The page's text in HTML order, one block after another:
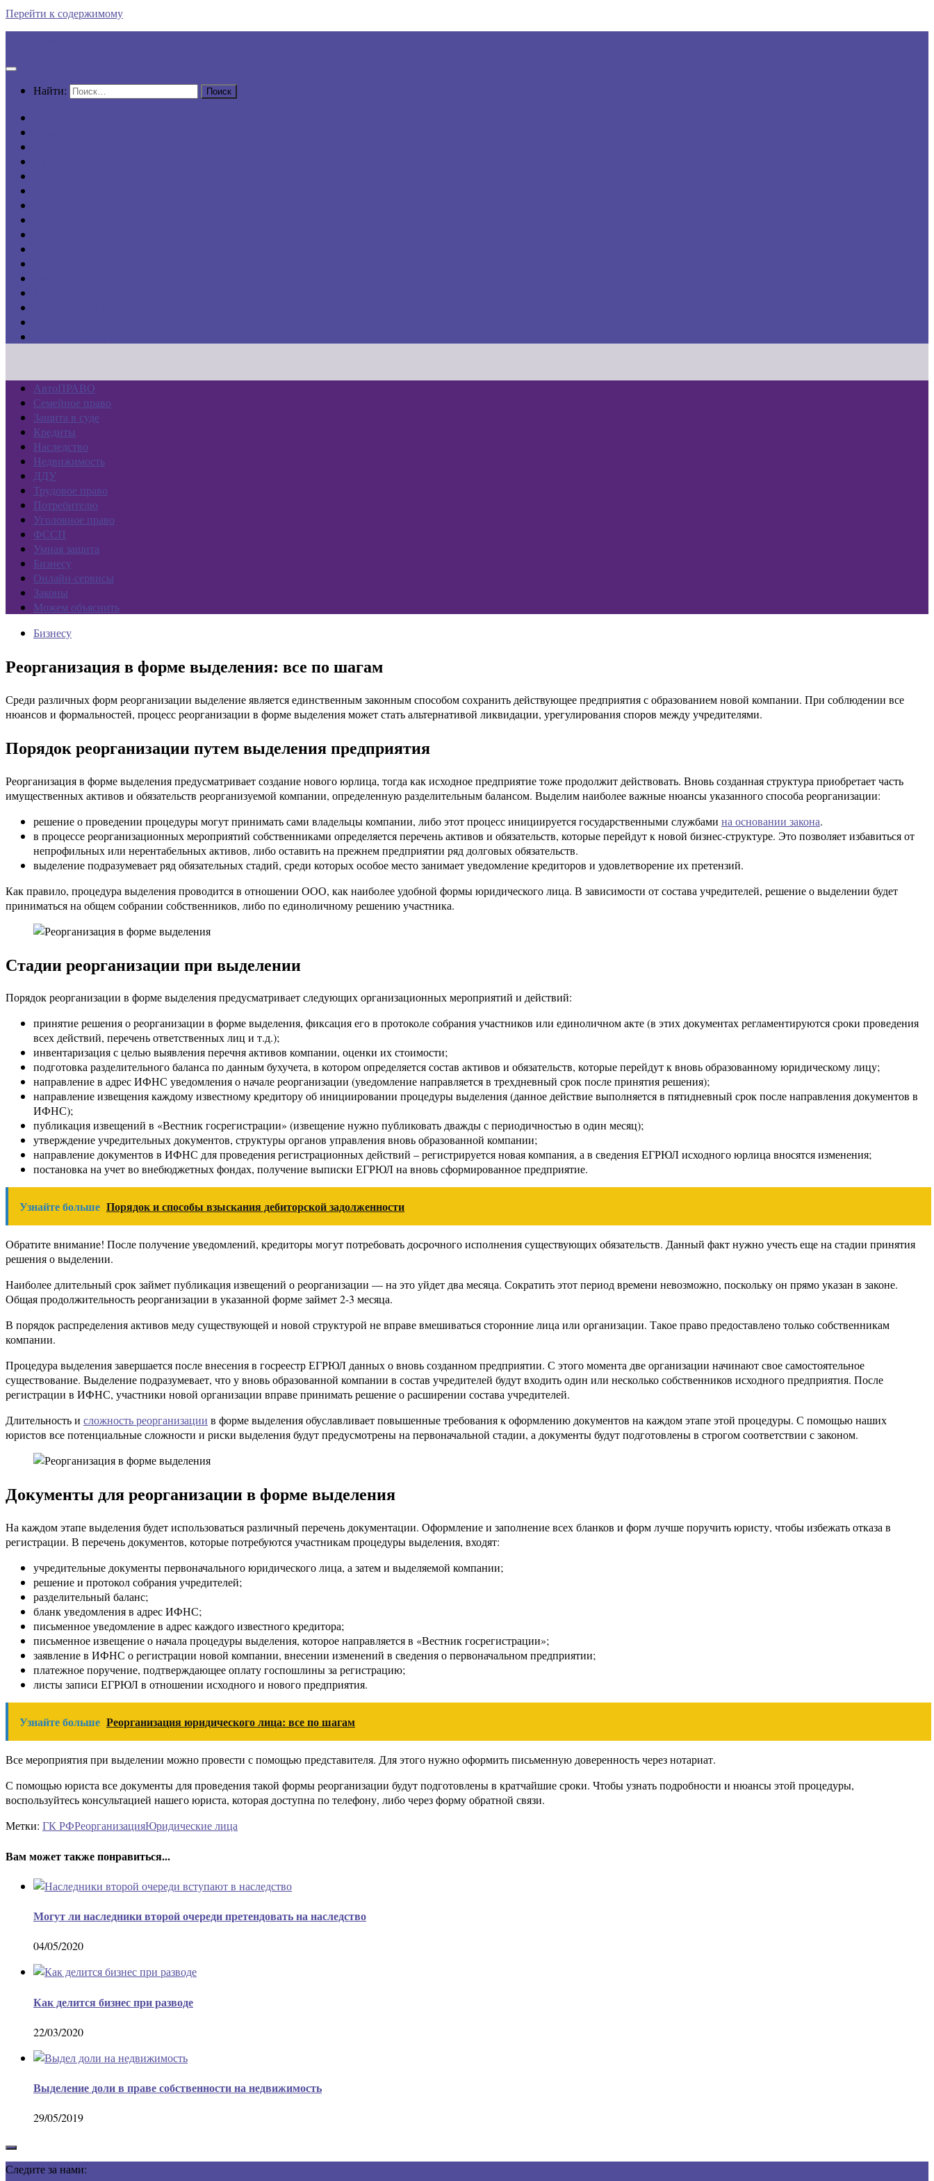
Перейти к содержимому
Найти:
АвтоПРАВО
Семейное право
Защита в суде
Кредиты
Наследство
Недвижимость
ДДУ
Трудовое право
Потребителю
Уголовное право
ФССП
Умная защита
Бизнесу
Онлайн-сервисы
Законы
Можем объяснить
Бизнесу
Реорганизация в форме выделения: все по шагам
Среди различных форм реорганизации выделение является единственным законным способом сохранить действующее предприятия с образованием новой компании. При соблюдении все
нюансов и формальностей, процесс реорганизации в форме выделения может стать альтернативой ликвидации, урегулирования споров между учредителями.
Порядок реорганизации путем выделения предприятия
Реорганизация в форме выделения предусматривает создание нового юрлица, тогда как исходное предприятие тоже продолжит действовать. Вновь созданная структура приобретает часть
имущественных активов и обязательств реорганизуемой компании, определенную разделительным балансом. Выделим наиболее важные нюансы указанного способа реорганизации:
решение о проведении процедуры могут принимать сами владельцы компании, либо этот процесс инициируется государственными службами на основании закона.
в процессе реорганизационных мероприятий собственниками определяется перечень активов и обязательств, которые перейдут к новой бизнес-структуре. Это позволяет избавиться от
непрофильных или нерентабельных активов, либо оставить на прежнем предприятии ряд долговых обязательств.
выделение подразумевает ряд обязательных стадий, среди которых особое место занимает уведомление кредиторов и удовлетворение их претензий.
Как правило, процедура выделения проводится в отношении ООО, как наиболее удобной формы юридического лица. В зависимости от состава учредителей, решение о выделении будет
приниматься на общем собрании собственников, либо по единоличному решению участника.
Стадии реорганизации при выделении
Порядок реорганизации в форме выделения предусматривает следующих организационных мероприятий и действий:
принятие решения о реорганизации в форме выделения, фиксация его в протоколе собрания участников или единоличном акте (в этих документах регламентируются сроки проведения
всех действий, перечень ответственных лиц и т.д.);
инвентаризация с целью выявления перечня активов компании, оценки их стоимости;
подготовка разделительного баланса по данным бухучета, в котором определяется состав активов и обязательств, которые перейдут к вновь образованному юридическому лицу;
направление в адрес ИФНС уведомления о начале реорганизации (уведомление направляется в трехдневный срок после принятия решения);
направление извещения каждому известному кредитору об инициировании процедуры выделения (данное действие выполняется в пятидневный срок после направления документов в
ИФНС);
публикация извещений в «Вестник госрегистрации» (извещение нужно публиковать дважды с периодичностью в один месяц);
утверждение учредительных документов, структуры органов управления вновь образованной компании;
направление документов в ИФНС для проведения регистрационных действий – регистрируется новая компания, а в сведения ЕГРЮЛ исходного юрлица вносятся изменения;
постановка на учет во внебюджетных фондах, получение выписки ЕГРЮЛ на вновь сформированное предприятие.
Узнайте больше Порядок и способы взыскания дебиторской задолженности
Обратите внимание! После получение уведомлений, кредиторы могут потребовать досрочного исполнения существующих обязательств. Данный факт нужно учесть еще на стадии принятия
решения о выделении.
Наиболее длительный срок займет публикация извещений о реорганизации — на это уйдет два месяца. Сократить этот период времени невозможно, поскольку он прямо указан в законе.
Общая продолжительность реорганизации в указанной форме займет 2-3 месяца.
В порядок распределения активов меду существующей и новой структурой не вправе вмешиваться сторонние лица или организации. Такое право предоставлено только собственникам
компании.
Процедура выделения завершается после внесения в госреестр ЕГРЮЛ данных о вновь созданном предприятии. С этого момента две организации начинают свое самостоятельное
существование. Выделение подразумевает, что у вновь образованной компании в состав учредителей будут входить один или несколько собственников исходного предприятия. После
регистрации в ИФНС, участники новой организации вправе принимать решение о расширении состава учредителей.
Длительность и сложность реорганизации в форме выделения обуславливает повышенные требования к оформлению документов на каждом этапе этой процедуры. С помощью наших
юристов все потенциальные сложности и риски выделения будут предусмотрены на первоначальной стадии, а документы будут подготовлены в строгом соответствии с законом.
Документы для реорганизации в форме выделения
На каждом этапе выделения будет использоваться различный перечень документации. Оформление и заполнение всех бланков и форм лучше поручить юристу, чтобы избежать отказа в
регистрации. В перечень документов, которые потребуются участникам процедуры выделения, входят:
учредительные документы первоначального юридического лица, а затем и выделяемой компании;
решение и протокол собрания учредителей;
разделительный баланс;
бланк уведомления в адрес ИФНС;
письменное уведомление в адрес каждого известного кредитора;
письменное извещение о начала процедуры выделения, которое направляется в «Вестник госрегистрации»;
заявление в ИФНС о регистрации новой компании, внесении изменений в сведения о первоначальном предприятии;
платежное поручение, подтверждающее оплату госпошлины за регистрацию;
листы записи ЕГРЮЛ в отношении исходного и нового предприятия.
Узнайте больше Реорганизация юридического лица: все по шагам
Все мероприятия при выделении можно провести с помощью представителя. Для этого нужно оформить письменную доверенность через нотариат.
С помощью юриста все документы для проведения такой формы реорганизации будут подготовлены в кратчайшие сроки. Чтобы узнать подробности и нюансы этой процедуры,
воспользуйтесь консультацией нашего юриста, которая доступна по телефону, либо через форму обратной связи.
Метки: ГК РФРеорганизацияЮридические лица
Вам может также понравиться...
Могут ли наследники второй очереди претендовать на наследство
04/05/2020
Как делится бизнес при разводе
22/03/2020
Выделение доли в праве собственности на недвижимость
29/05/2019
Следите за нами: